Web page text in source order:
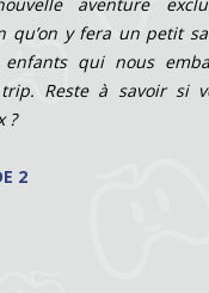
aventure
qu’on y fera un petit
enfants qui nous
Reste à savoir si
?
2